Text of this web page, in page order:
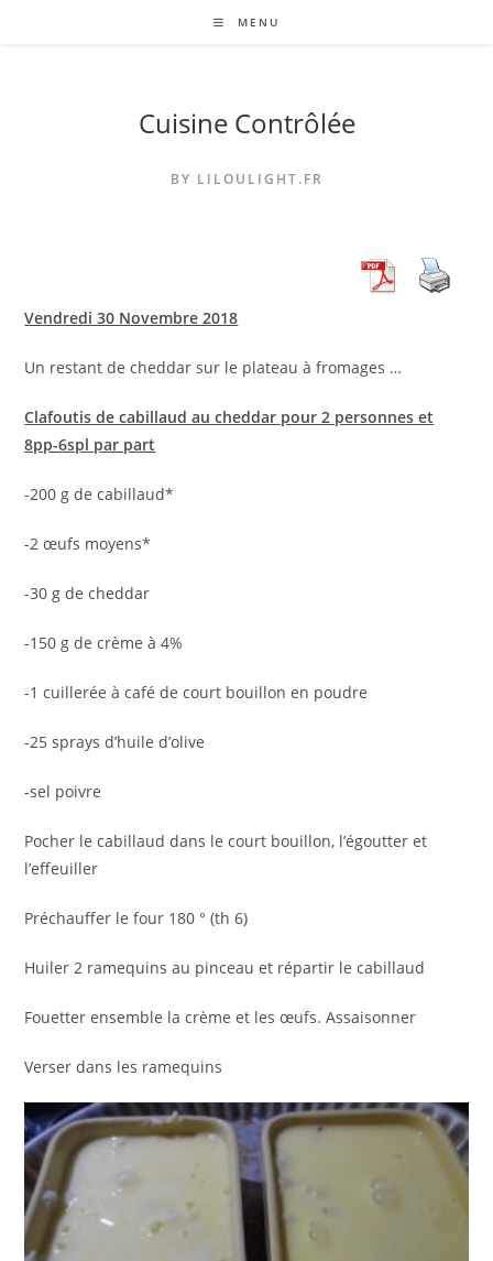
MENU
Cuisine Contrôlée
BY LILOULIGHT.FR
Vendredi 30 Novembre 2018
Un restant de cheddar sur le plateau à fromages …
Clafoutis de cabillaud au cheddar pour 2 personnes et
8pp-6spl par part
-200 g de cabillaud*
-2 œufs moyens*
-30 g de cheddar
-150 g de crème à 4%
-1 cuillerée à café de court bouillon en poudre
-25 sprays d’huile d’olive
-sel poivre
Pocher le cabillaud dans le court bouillon, l’égoutter et
l’effeuiller
Préchauffer le four 180 ° (th 6)
Huiler 2 ramequins au pinceau et répartir le cabillaud
Fouetter ensemble la crème et les œufs. Assaisonner
Verser dans les ramequins